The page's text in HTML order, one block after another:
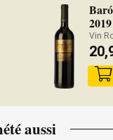
2019
Vin
aussi